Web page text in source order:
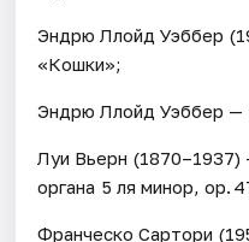
Эндрю Ллойд Уэббер
«Кошки»;
Эндрю Ллойд Уэббер —
Луи Вьерн
органа 5 ля минор, op.
Франческо Сартори